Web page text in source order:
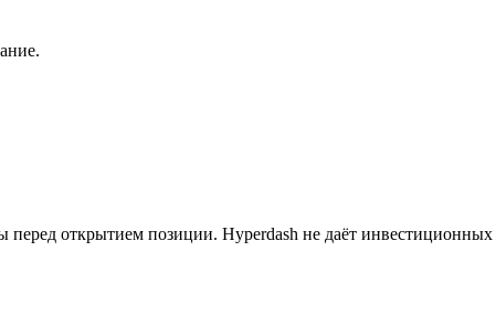
открытием позиции. Hyperdash не даёт инвестиционных